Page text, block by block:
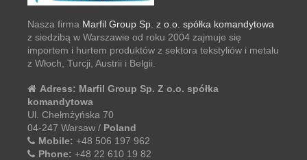
Nasza firma Marfil Group Sp. z o.o. spółka komandytowa
z siedzibą w Warszawie od roku 2004 zajmuje się
importem i hurtem produktów z sektora tekstyliów i metalu
z Włoch, Turcji, Austrii i Belgii.
Adress: Marfil Group Sp. Z o.o. spółka
komandytowa
Ul. Chełmżyńska 70
04-247 Warsaw / Poland
Mobile: +48 506 197 962
Phone: +48 22 610 19 82